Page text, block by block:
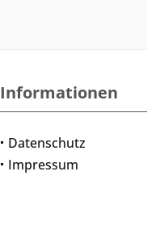
Informationen
Datenschutz
Impressum